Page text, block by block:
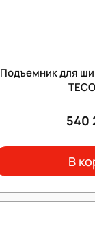
Подъемник для
540
В